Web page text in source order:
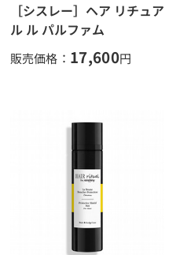
［シスレー］ヘア リチュア
ル ル パルファム
販売価格： 17,600円